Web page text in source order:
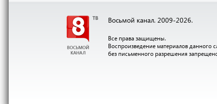
Восьмой канал. 2009-2026.
Все права защищены.
Воспроизведение материалов данного
без письменного разрешения